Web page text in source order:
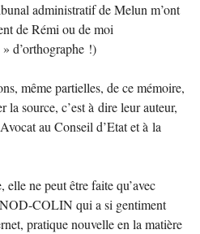
administratif de Melun m’ont
de Rémi ou de moi
» d’orthographe !)
même partielles, de ce mémoire,
la source, c’est à dire leur auteur,
au Conseil d’Etat et à la
ne peut être faite qu’avec
-COLINqui a si gentiment
pratique nouvelle en la matière